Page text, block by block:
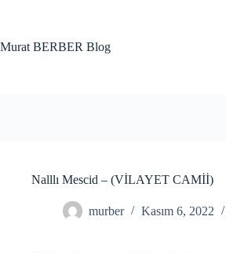
Murat BERBER Blog
Nalllı Mescid – (VİLAYET CAMİİ)
murber Kasım 6, 2022